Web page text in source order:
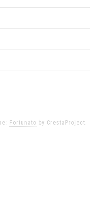
Fortunato by CrestaProject.